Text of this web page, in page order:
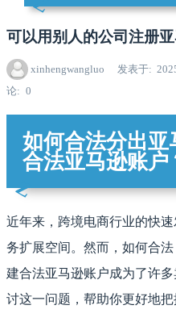
可以用别人的公司注册
xinhengwangluo 发表于
论
0
如何合法分出
合法亚马逊账户
近年来，跨境电商行业的快
务扩展空间。然而，如何合
建合法亚马逊账户成为了许
讨这一问题，帮助你更好地把